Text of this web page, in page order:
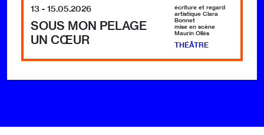
13 - 15.05.2026
SOUS MON PELAGE
UN CŒUR
écriture et regard
artistique Clara
Bonnet
mise en scène
Maurin Ollès
THÉÂTRE